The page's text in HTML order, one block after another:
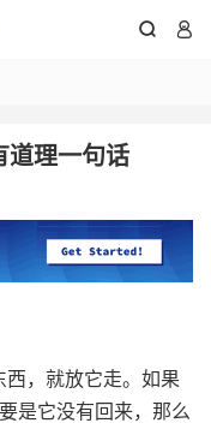
 
道理一句话
，就放它走。如果
是它没有回来，那么